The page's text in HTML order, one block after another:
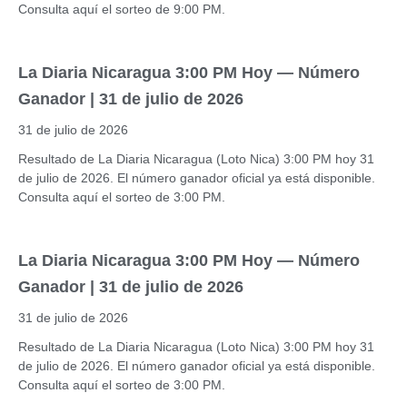
Consulta aquí el sorteo de 9:00 PM.
La Diaria Nicaragua 3:00 PM Hoy — Número
Ganador | 31 de julio de 2026
31 de julio de 2026
Resultado de La Diaria Nicaragua (Loto Nica) 3:00 PM hoy 31
de julio de 2026. El número ganador oficial ya está disponible.
Consulta aquí el sorteo de 3:00 PM.
La Diaria Nicaragua 3:00 PM Hoy — Número
Ganador | 31 de julio de 2026
31 de julio de 2026
Resultado de La Diaria Nicaragua (Loto Nica) 3:00 PM hoy 31
de julio de 2026. El número ganador oficial ya está disponible.
Consulta aquí el sorteo de 3:00 PM.